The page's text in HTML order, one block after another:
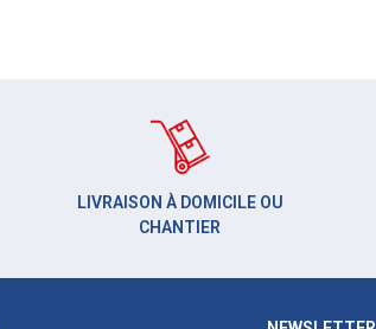
LIVRAISON À DOMICILE OU
CHANTIER